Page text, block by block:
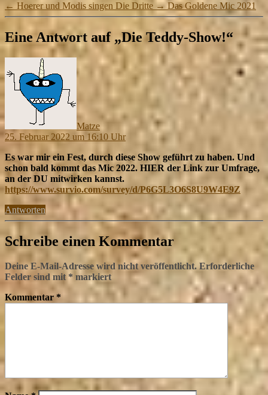
← Hoerer und Modis singen Die Dritte → Das Goldene Mic 2021
Eine Antwort auf „Die Teddy-Show!“
Matze
sagt:
25. Februar 2022 um 16:10 Uhr
Es war mir ein Fest, durch diese Show geführt zu haben. Und
schon bald kommt das Mic 2022. HIER der Link zur Umfrage,
an der DU mitwirken kannst.
https://www.survio.com/survey/d/P6G5L3O6S8U9W4E9Z
Antworten
Schreibe einen Kommentar
Deine E-Mail-Adresse wird nicht veröffentlicht. Erforderliche
Felder sind mit * markiert
Kommentar*